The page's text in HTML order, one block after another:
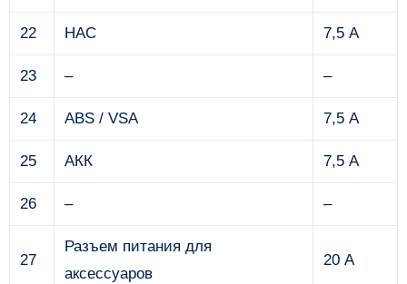
22 HAC 7,5 А
23 – –
24 ABS / VSA 7,5 А
25 АКК 7,5 А
26 – –
27
Разъем питания для
аксессуаров
20 А